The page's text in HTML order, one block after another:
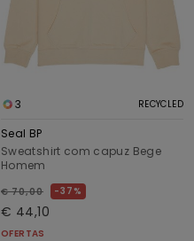
3 RECYCLED
Seal BP
Sweatshirt com capuz Bege
Homem
€ 70,00 37%
€ 44,10
OFERTAS